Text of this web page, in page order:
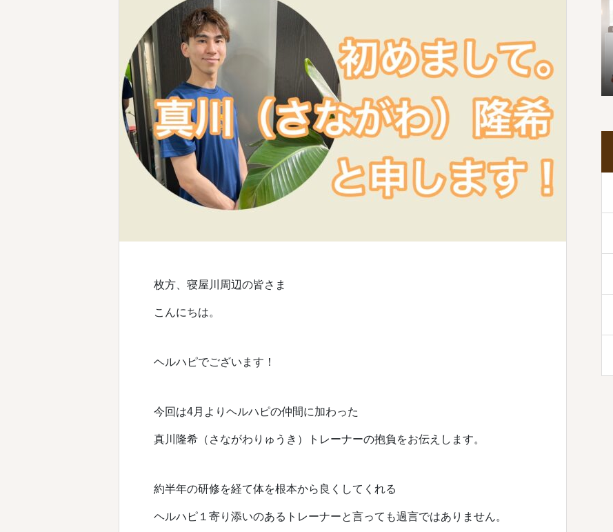
枚方、寝屋川周辺の皆さま
こんにちは。
ヘルハピでございます！
今回は4月よりヘルハピの仲間に加わった
真川隆希（さながわりゅうき）トレーナーの抱負をお伝えします。
約半年の研修を経て体を根本から良くしてくれる
ヘルハピ１寄り添いのあるトレーナーと言っても過言ではありません。